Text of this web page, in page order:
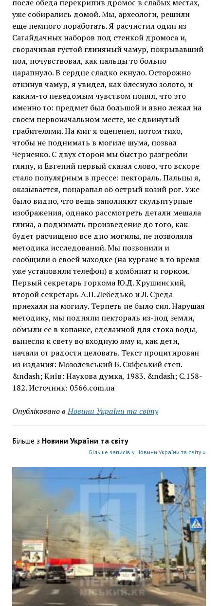
после обеда перекрипив дромос в слабых местах,
уже собирались домой. Мы, археологи, решили
еще немного поработать. Я расчистил один из
Сагайдачных наборов под стенкой дромоса и,
сворачивая густой глиняный чамур, покрывавший
пол, почувствовал, как пальцы то больно
царапнуло. В сердце сладко екнуло. Осторожно
откинув чамур, я увидел, как блеснуло золото, и
каким-то неведомым чувством понял, что это
именно то: предмет был большой и явно лежал на
своем первоначальном месте, не сдвинутый
грабителями. На миг я оцепенел, потом тихо,
чтобы не поднимать в могиле шума, позвал
Черненко. С двух сторон мы быстро разгребли
глину, и Евгений первый сказал слово, что вскоре
стало популярным в прессе: пектораль. Пальцы я,
оказывается, поцарапал об острый козий рог. Уже
было видно, что вещь заполняют скульптурные
изображения, однако рассмотреть детали мешала
глина, а поднимать произведение до того, как
будет расчищено все дно могилы, не позволяла
методика исследований. Мы позвонили и
сообщили о своей находке (на кургане в то время
уже установили телефон) в комбинат и горком.
Первый секретарь горкома Ю.Д. Крушинский,
второй секретарь А.П. Лебедько и Л. Среда
приехали на могилу. Терпеть не было сил. Нарушая
методику, мы подняли пектораль из-под земли,
обмыли ее в копанке, сделанной для стока воды,
вынесли к свету во входную яму и, как дети,
начали от радости целовать. Текст процитирован
из издания: Мозолевський Б. Скіфський степ.
&ndash; Київ: Наукова думка, 1983. &ndash; С.158-
182. Источник: 0566.com.ua
Опубліковано в Новини України та світу
Більше з Новини України та світу
Більше записів у Новини України та світу »